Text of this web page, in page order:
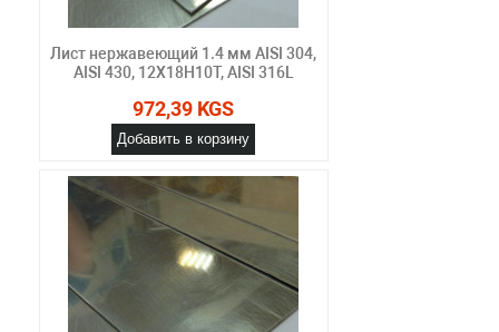
Лист нержавеющий 1.4 мм AISI 304,
AISI 430, 12Х18Н10Т, AISI 316L
972,39 KGS
Добавить в корзину